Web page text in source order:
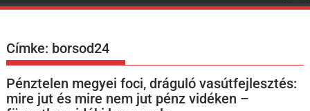
Címke: borsod24
Pénztelen megyei foci, dráguló vasútfejlesztés:
mire jut és mire nem jut pénz vidéken –